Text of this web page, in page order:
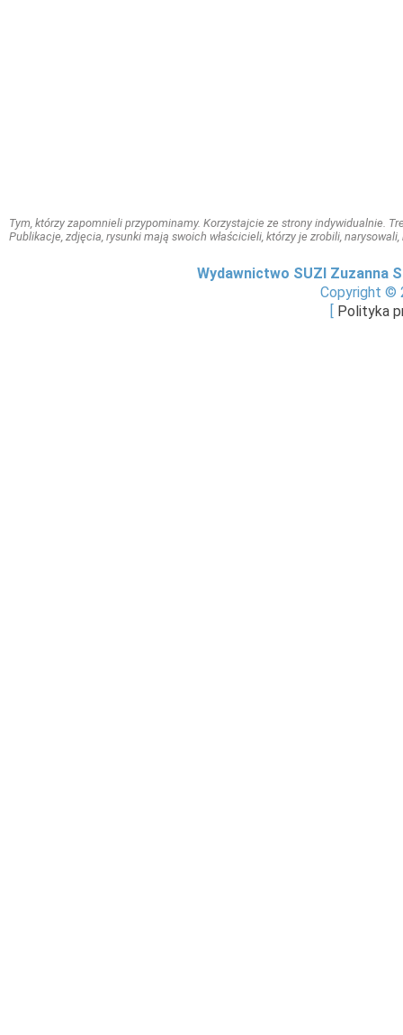
Tym, którzy zapomnieli przypominamy. Korzystajcie ze strony indywidualnie.
Publikacje, zdjęcia, rysunki mają swoich właścicieli, którzy je zrobili,
Wydawnictwo SUZI Zuzanna
Copyright ©
Polityka